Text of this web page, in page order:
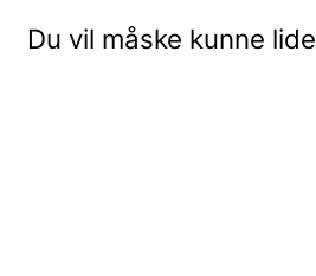
Du vil måske kunne lide